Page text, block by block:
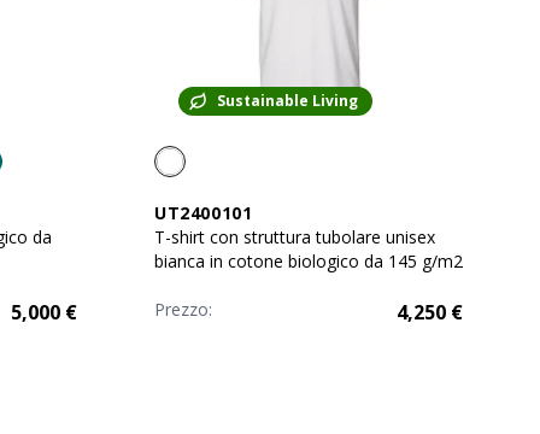
da
5,000€
Sustainable Living
UT2400101
T-shirt con struttura tubolare unisex
bianca in cotone biologico da 145 g/m2
Prezzo: 4,250€